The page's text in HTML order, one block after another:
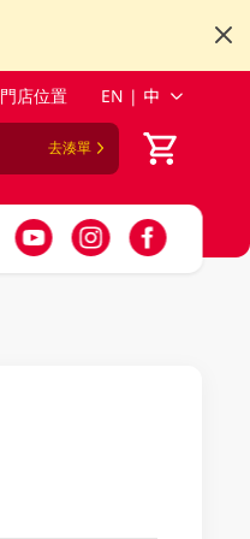
門店位置 EN | 中
去湊單